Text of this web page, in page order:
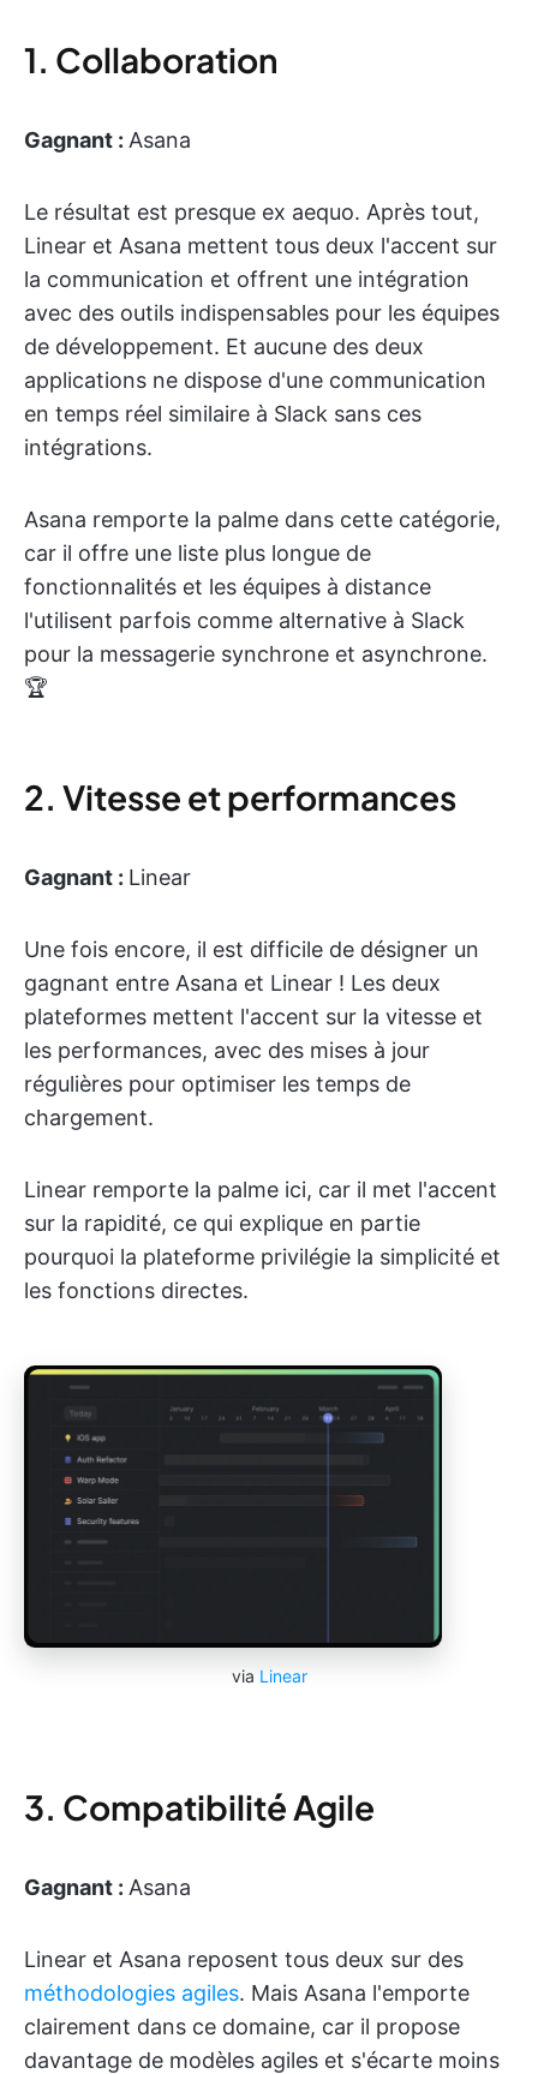
1. Collaboration
Gagnant : Asana
Le résultat est presque ex aequo. Après tout,
Linear et Asana mettent tous deux l'accent sur
la communication et offrent une intégration
avec des outils indispensables pour les équipes
de développement. Et aucune des deux
applications ne dispose d'une communication
en temps réel similaire à Slack sans ces
intégrations.
Asana remporte la palme dans cette catégorie,
car il offre une liste plus longue de
fonctionnalités et les équipes à distance
l'utilisent parfois comme alternative à Slack
pour la messagerie synchrone et asynchrone.
🏆
2. Vitesse et performances
Gagnant : Linear
Une fois encore, il est difficile de désigner un
gagnant entre Asana et Linear ! Les deux
plateformes mettent l'accent sur la vitesse et
les performances, avec des mises à jour
régulières pour optimiser les temps de
chargement.
Linear remporte la palme ici, car il met l'accent
sur la rapidité, ce qui explique en partie
pourquoi la plateforme privilégie la simplicité et
les fonctions directes.
via Linear
3. Compatibilité Agile
Gagnant : Asana
Linear et Asana reposent tous deux sur des
méthodologies agiles. Mais Asana l'emporte
clairement dans ce domaine, car il propose
davantage de modèles agiles et s'écarte moins